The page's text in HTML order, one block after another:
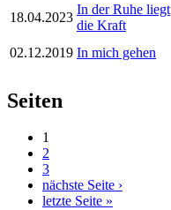
18.04.2023
In der Ruhe liegt
die Kraft
02.12.2019 In mich gehen
Seiten
1
2
3
nächste Seite ›
letzte Seite »